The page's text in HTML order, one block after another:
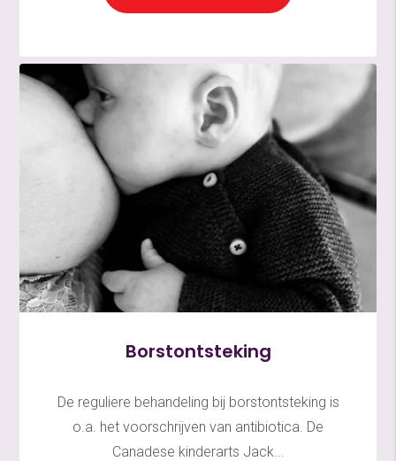
Borstontsteking
De reguliere behandeling bij borstontsteking is
o.a. het voorschrijven van antibiotica. De
Canadese kinderarts Jack...